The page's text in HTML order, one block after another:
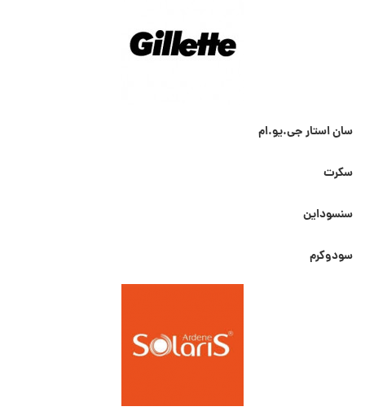
سان استار جی.یو.ام
سکرت
سنسوداین
سودوکرم